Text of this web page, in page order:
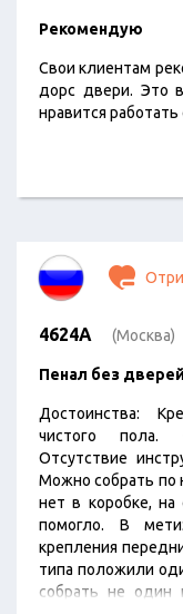
Рекомендую
Свои клиентам
дорс двери. Это
нравится работать
4624A (Москва)
Пенал без
Достоинства:
чистого пола.
Отсутствие
Можно собрать по
нет в коробке, на
помогло. В
крепления
типа положили
собрать не один